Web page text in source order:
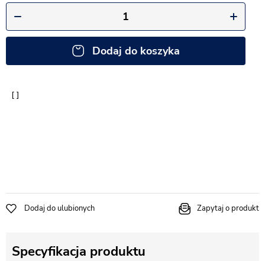
Dodaj do koszyka
Dodaj do ulubionych Zapytaj o produkt
Specyfikacja produktu